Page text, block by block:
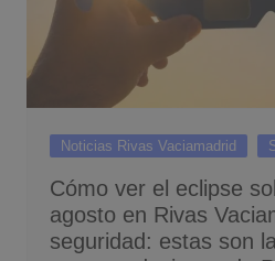
Noticias Rivas Vaciamadrid
Cómo ver el eclipse
agosto en Rivas
seguridad: estas son